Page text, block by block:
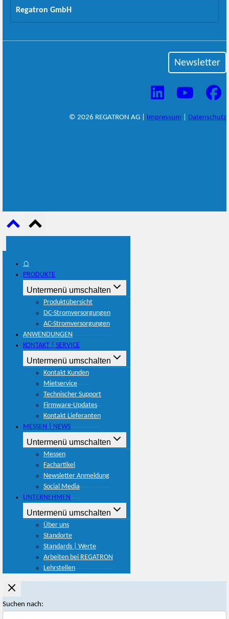
Regatron GmbH
Newsletter
© 2026 REGATRON AG | Impressum Datenschutz
⌂
PRODUKTE
Untermenü umschalten
Produktübersicht
DC-Stromversorgungen
AC-Stromversorgungen
ANWENDUNGEN
KONTAKT | SERVICE
Untermenü umschalten
Kontakt Kunden
Mietservice
Technischer Support
Firmware-Updates
Kontakt Lieferanten
MESSEN | NEWS
Untermenü umschalten
Messen
Fachartikel
Newsletter Anmeldung
Social Media
UNTERNEHMEN
Untermenü umschalten
Über uns
Standorte
Standards | Werte
Arbeiten bei REGATRON
Lehrstellen
Suchen nach: